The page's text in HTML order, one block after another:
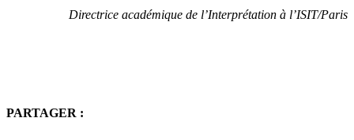
Directrice académique de l’Interprétation à l’ISIT/Paris
PARTAGER :